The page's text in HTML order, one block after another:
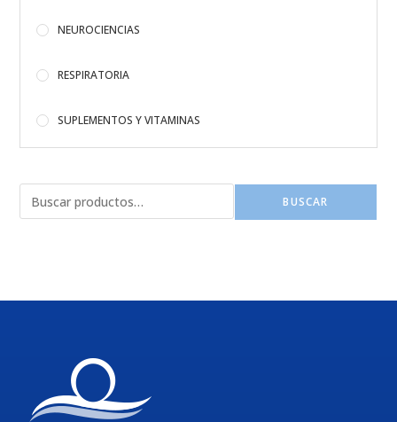
NEUROCIENCIAS
RESPIRATORIA
SUPLEMENTOS Y VITAMINAS
BUSCAR